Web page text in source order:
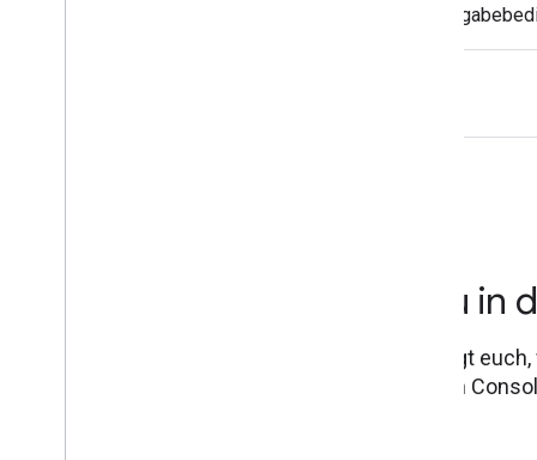
wichtige
zur
Neu
Ihr fragt
Search